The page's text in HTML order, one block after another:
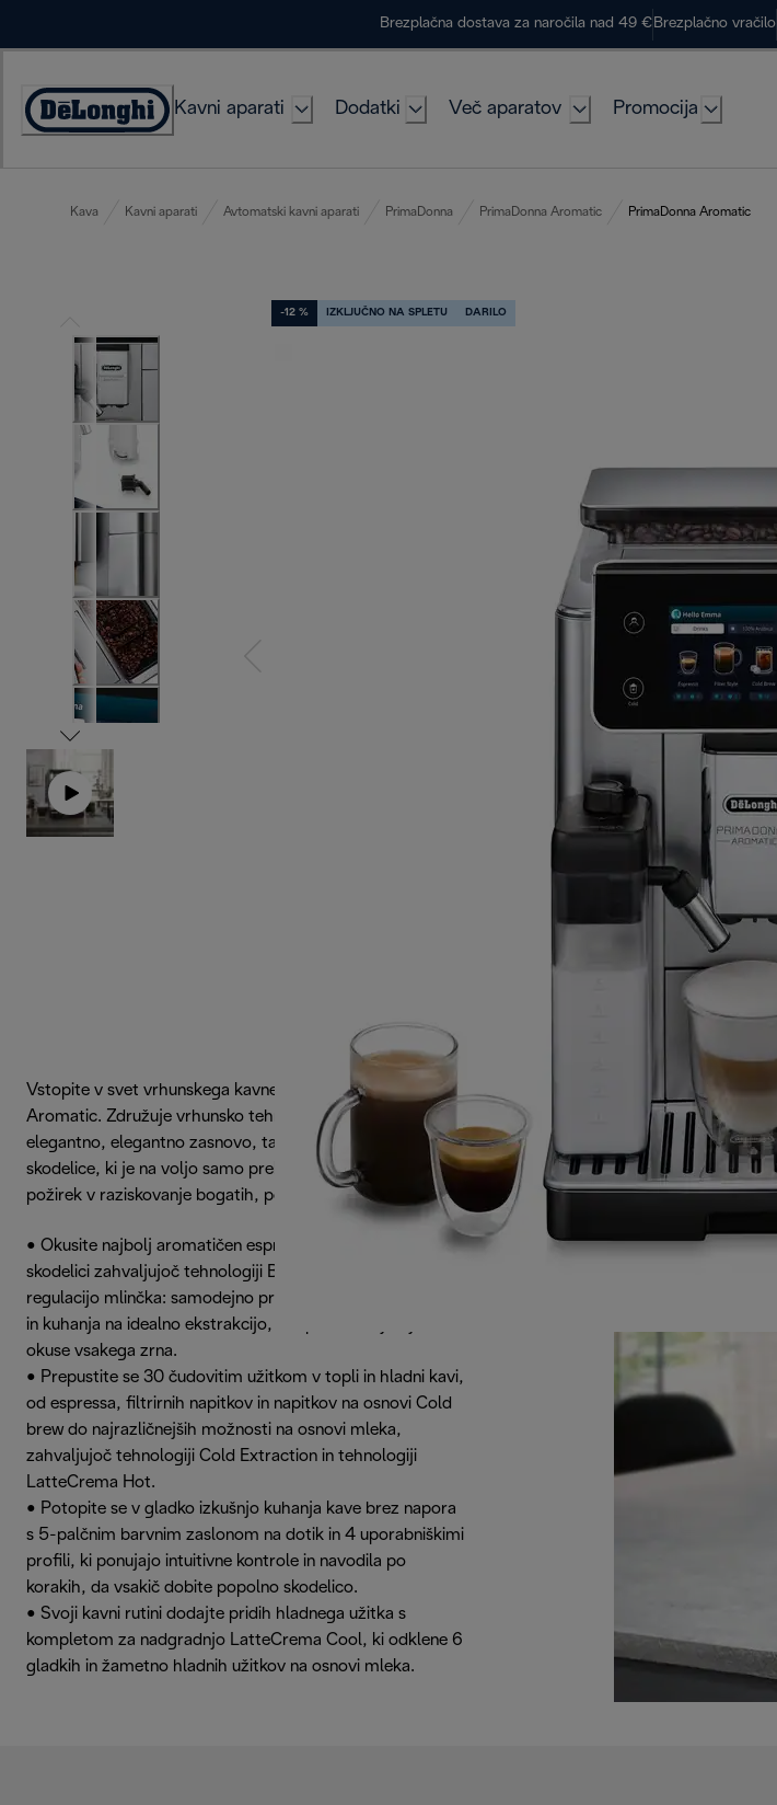
Brezplačna dostava za naročila nad 49 € Brezplačno vračilo
Accessibility
Kavni aparati Dodatki Več aparatov Promocija
Kava Kavni aparati Avtomatski kavni aparati PrimaDonna PrimaDonna Aromatic PrimaDonna Aromatic
-12 % IZKLJUČNO NA SPLETU DARILO
Vstopite v svet vrhunskega kavnega užitka s PrimaDonna
Aromatic. Združuje vrhunsko tehnologijo De’Longhi z
elegantno, elegantno zasnovo, ta kavni aparat od zrna do
skodelice, ki je na voljo samo prek spleta, spremeni vsak
požirek v raziskovanje bogatih, polnih okusov.
• Okusite najbolj aromatičen espresso v vsaki posamezni
skodelici zahvaljujoč tehnologiji Bean Adapt s samodejno
regulacijo mlinčka: samodejno prilagodi nastavitve mletja
in kuhanja na idealno ekstrakcijo, kar prinese najboljše
okuse vsakega zrna.
• Prepustite se 30 čudovitim užitkom v topli in hladni kavi,
od espressa, filtrirnih napitkov in napitkov na osnovi Cold
brew do najrazličnejših možnosti na osnovi mleka,
zahvaljujoč tehnologiji Cold Extraction in tehnologiji
LatteCrema Hot.
• Potopite se v gladko izkušnjo kuhanja kave brez napora
s 5-palčnim barvnim zaslonom na dotik in 4 uporabniškimi
profili, ki ponujajo intuitivne kontrole in navodila po
korakih, da vsakič dobite popolno skodelico.
• Svoji kavni rutini dodajte pridih hladnega užitka s
kompletom za nadgradnjo LatteCrema Cool, ki odklene 6
gladkih in žametno hladnih užitkov na osnovi mleka.